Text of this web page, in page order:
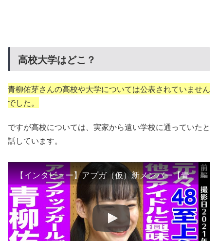
高校大学はどこ？
青柳佑芽さんの高校や大学については公表されていません
でした。
ですが高校については、実家から遠い学校に通っていたと
話しています。
【インタビュー】アプガ（仮）新メンバー【青柳佑芽】（前編）元々私は48至上主義でした